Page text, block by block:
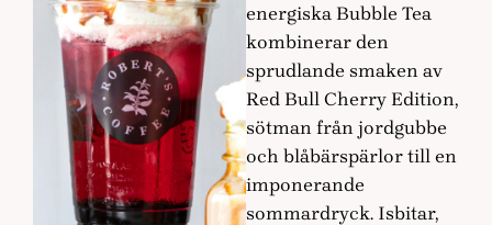
energiska Bubble Tea
kombinerar den
sprudlande smaken av
Red Bull Cherry Edition,
sötman från jordgubbe
och blåbärspärlor till en
imponerande
sommardryck. Isbitar,